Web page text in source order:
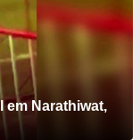
em Narathiwat,